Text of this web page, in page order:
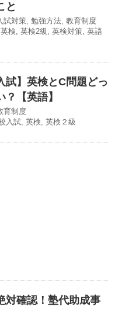
と
試対策, 勉強方法, 教育制度
英検, 英検2級 , 英検対策, 英語
試】英検とC問題どっ
【英語】
育制度
入試, 英検, 英検２級
対確認！塾代助成事